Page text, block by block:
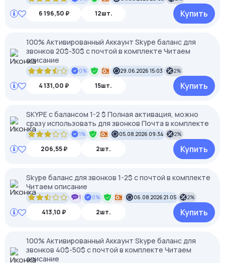
6 196,50 ₽ 12шт. Купить
100% Активированный Аккаунт Skype баланс для
звонков 20$-30$ с почтой в комплекте Читаем
описание
0% 29.06.2026 15:03 2%
4 131,00 ₽ 15шт. Купить
SKYPE c балансом 1-2 $ Полная активация, можно
сразу использовать для звонков Почта в комплекте
1% 05.08.2026 09:34 2%
206,55 ₽ 2шт. Купить
Skype баланс для звонков 1-2$ с почтой в комплекте
Читаем описание
1 0% 06.08.2026 21:05 2%
413,10 ₽ 2шт. Купить
100% Активированный Аккаунт Skype баланс для
звонков 40$-50$ с почтой в комплекте Читаем
описание